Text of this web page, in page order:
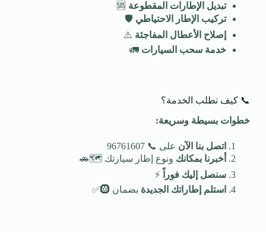
تبديل الإطارات المقطوعة
تركيب الإطار الاحتياطي 🛡️
إصلاح الأعطال المفاجئة ⚠️
خدمة سحب السيارات 🚛
📞 كيف تطلب الخدمة؟
خطوات بسيطة وسريعة:
اتصل بنا الآن على 📞 96761607
أخبرنا بمكانك ونوع إطار سيارتك 🗺️🚗
سنصل إليك فوراً
⚡
استلم إطاراتك الجديدة بضمان 🛞✅